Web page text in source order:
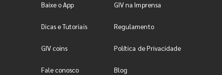
Baixe o App GIV na Imprensa
Dicas e Tutoriais Regulamento
GIV coins Política de Privacidade
Fale conosco Blog